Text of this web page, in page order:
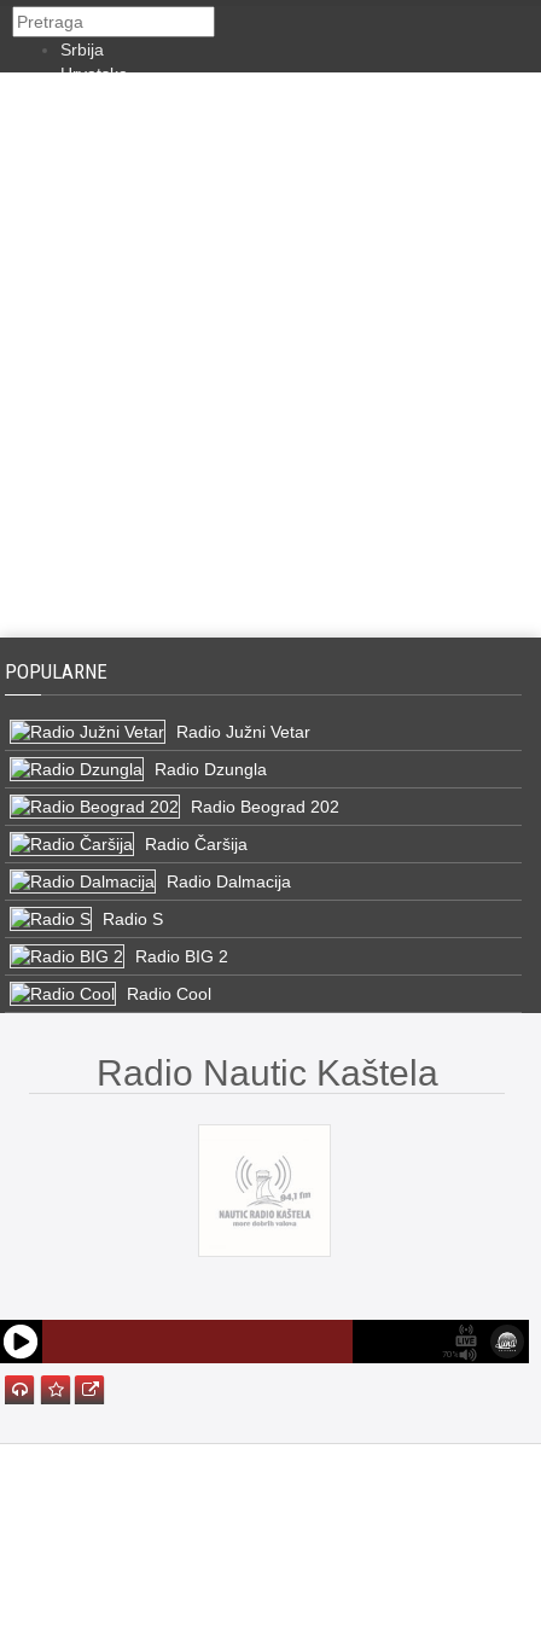
Srbija
Hrvatska
POPULARNE
Radio Južni Vetar
Radio Dzungla
Radio Beograd 202
Radio Čaršija
Radio Dalmacija
Radio S
Radio BIG 2
Radio Cool
Radio Nautic Kaštela
70%